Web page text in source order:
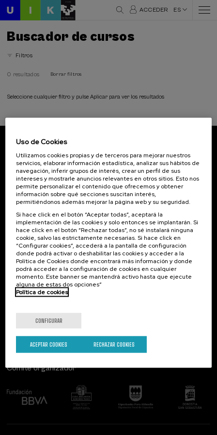
ACCEDER ES
Buscador de cursos
Filtros
0 resultados Borrar filtros
Seleccione cualquier filtro y pulse Aplicar para ver los resultados
Inscríbete para ser el primero/a en recibir las
novedades de UIK.
Suscribirse
Contacto
Palacio Miramar
Paseo de Miraconcha, 48
20007 Donostia / San Sebastián
Gipuzkoa, Spain
Contacta con nosotros
De interés...
Actividades anteriores
Comité organizador
Uso de Cookies
Utilizamos cookies propias y de terceros para mejorar nuestros
servicios, elaborar información estadística, analizar sus hábitos de
navegación, inferir grupos de interés, crear un perfil de sus
intereses y mostrarle anuncios relevantes en otros sitios. Esto nos
permite personalizar el contenido que ofrecemos y obtener
información sobre qué secciones suscitan interés,
permitiéndonos además mejorar la página web y su seguridad.
Si hace click en el botón “Aceptar todas”, aceptará la
implementación de las cookies y solo entonces se implantarán. Si
hace click en el botón “Rechazar todas”, no sé instalará ninguna
cookie, salvo las estrictamente necesarias. Si hace click en
“Configurar cookies”, accederá a la pantalla de configuración
donde podrá activar o deshabilitar las cookies y acceder a la
Política de Cookies donde encontrará más información y donde
podrá acceder a la configuración de cookies en cualquier
momento. Este banner se mantendrá activo hasta que ejecute
alguna de estas dos opciones”
Política de cookies
CONFIGURAR
RECHAZAR COOKIES
ACEPTAR COOKIES